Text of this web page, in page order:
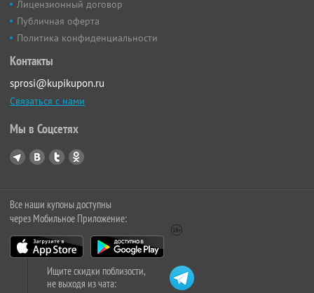
Лицензионный договор
Публичная оферта
Политика конфиденциальности
Контакты
sprosi@kupikupon.ru
Связаться с нами
Мы в Соцсетях
Все наши купоны доступны
через Мобильное Приложение:
Ищите скидки поблизости,
не выходя из чата: